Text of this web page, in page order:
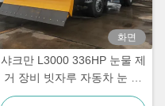
화면
샤크만 L3000 336HP 눈물 제
거 장비 빗자루 자동차 눈 청
소 트럭